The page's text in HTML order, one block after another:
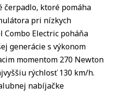
čerpadlo, ktoré pomáha
pri nízkych
Combo Electric poháňa
generácie s výkonom
momentom 270 Newton
rýchlosť 130 km/h.
nabíjačke